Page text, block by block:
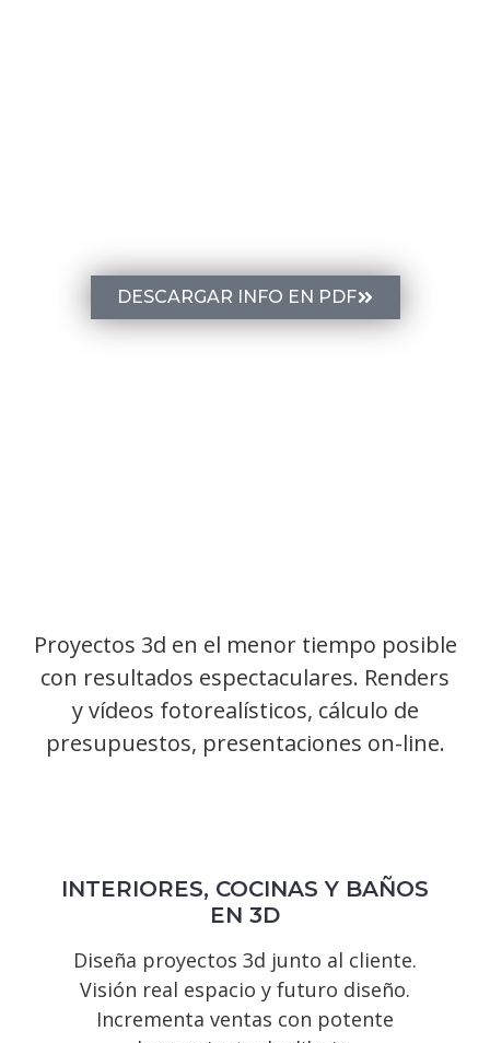
DESCARGAR INFO EN PDF
Proyectos 3d en el menor tiempo posible
con resultados espectaculares. Renders
y vídeos fotorealísticos, cálculo de
presupuestos, presentaciones on-line.
INTERIORES, COCINAS Y BAÑOS
EN 3D
Diseña proyectos 3d junto al cliente.
Visión real espacio y futuro diseño.
Incrementa ventas con potente